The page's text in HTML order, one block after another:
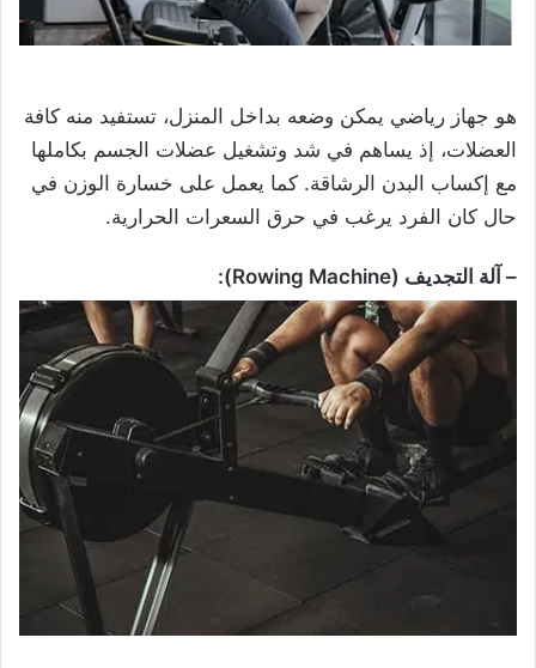
هو جهاز رياضي يمكن وضعه بداخل المنزل، تستفيد منه كافة
العضلات، إذ يساهم في شد وتشغيل عضلات الجسم بكاملها
مع إكساب البدن الرشاقة. كما يعمل على خسارة الوزن في
حال كان الفرد يرغب في حرق السعرات الحرارية.
– آلة التجديف (Rowing Machine):